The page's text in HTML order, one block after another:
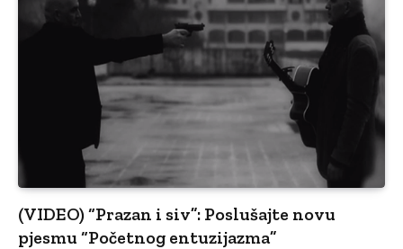
(VIDEO) “Prazan i siv”: Poslušajte novu
pjesmu “Početnog entuzijazma”